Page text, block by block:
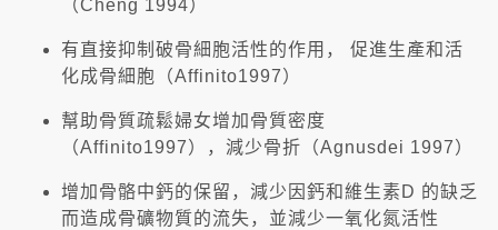
（Cheng 1994）
有直接抑制破骨細胞活性的作用， 促進生產和活
化成骨細胞（Affinito1997）
幫助骨質疏鬆婦女增加骨質密度
（Affinito1997），減少骨折（Agnusdei 1997）
增加骨骼中鈣的保留，減少因鈣和維生素D 的缺乏
而造成骨礦物質的流失，並減少一氧化氮活性